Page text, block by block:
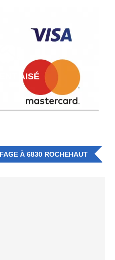
AISÉ
À 6830 ROCHEHAUT